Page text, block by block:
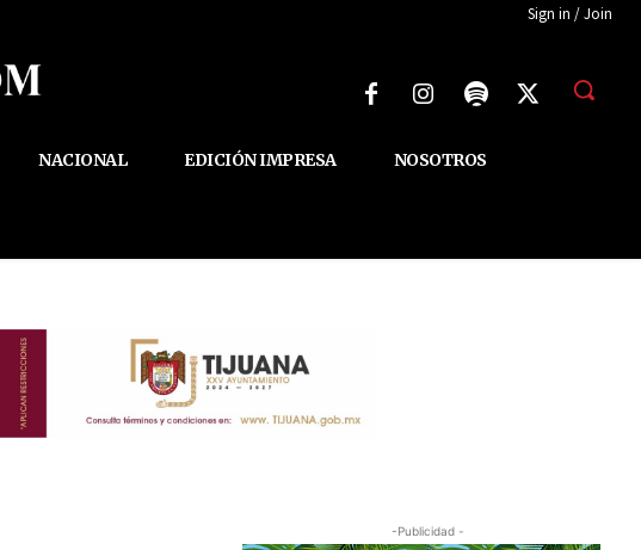
Sign in / Join
NACIONAL EDICIÓN IMPRESA NOSOTROS
-Publicidad -